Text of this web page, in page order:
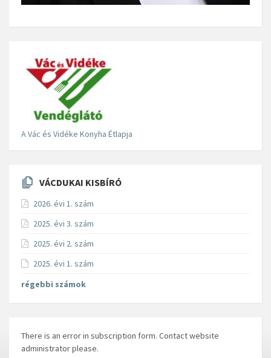
A Vác és Vidéke Konyha Étlapja
VÁCDUKAI KISBÍRÓ
2026. évi 1. szám
2025. évi 3. szám
2025. évi 2. szám
2025. évi 1. szám
régebbi számok
There is an error in subscription form. Contact website
administrator please.